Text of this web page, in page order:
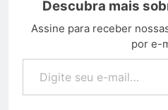
Descubra mais
Assine para receber
por e-